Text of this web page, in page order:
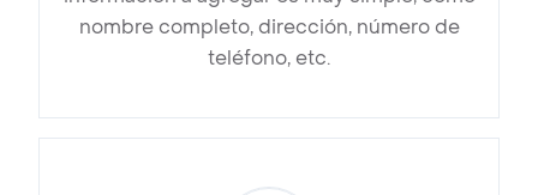
nombre completo, dirección, número de
teléfono, etc.